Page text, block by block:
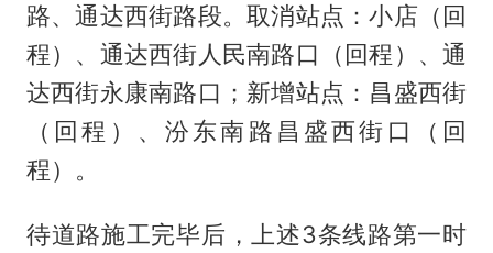
路、通达西街路段。取消站点：小店（回
程）、通达西街人民南路口（回程）、通
达西街永康南路口；新增站点：昌盛西街
（回程）、汾东南路昌盛西街口（回
程）。
待道路施工完毕后，上述3条线路第一时